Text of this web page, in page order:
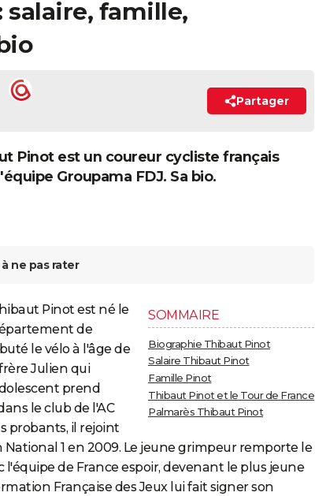
famille,
Partager
Pinot est un coureur cycliste français
Groupama FDJ. Sa bio.
ne pas rater
SOMMAIRE
Biographie Thibaut Pinot
Salaire Thibaut Pinot
Famille Pinot
Thibaut Pinot et le Tour de France
Palmarès Thibaut Pinot
Pinot est né le
de
le vélo à l'âge de
Julien qui
prend
le club de l'AC
probants, il rejoint
National 1 en 2009. Le jeune grimpeur remporte le
l'équipe de France espoir, devenant le plus jeune
Française des Jeux lui fait signer son